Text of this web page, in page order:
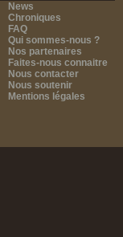
News
Chroniques
FAQ
Qui sommes-nous ?
Nos partenaires
Faites-nous connaitre
Nous contacter
Nous soutenir
Mentions légales